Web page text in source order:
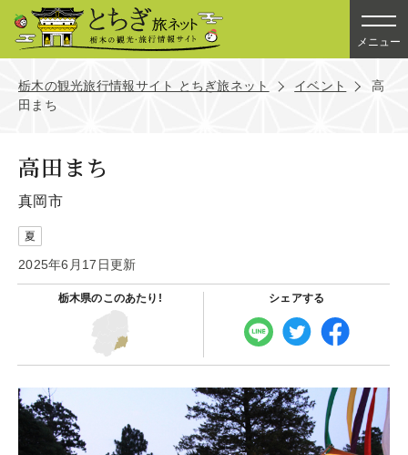
メニュー
栃木の観光旅行情報サイト とちぎ旅ネット イベント
高
田まち
高田まち
真岡市
夏
2025年6月17日更新
栃木県のこのあたり! シェアする